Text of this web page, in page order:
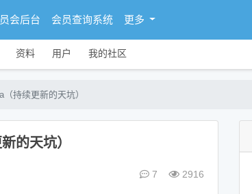
会后台 会员查询系统 更多
资料 用户 我的社区
持续更新的天坑）
的天坑）
7 2916